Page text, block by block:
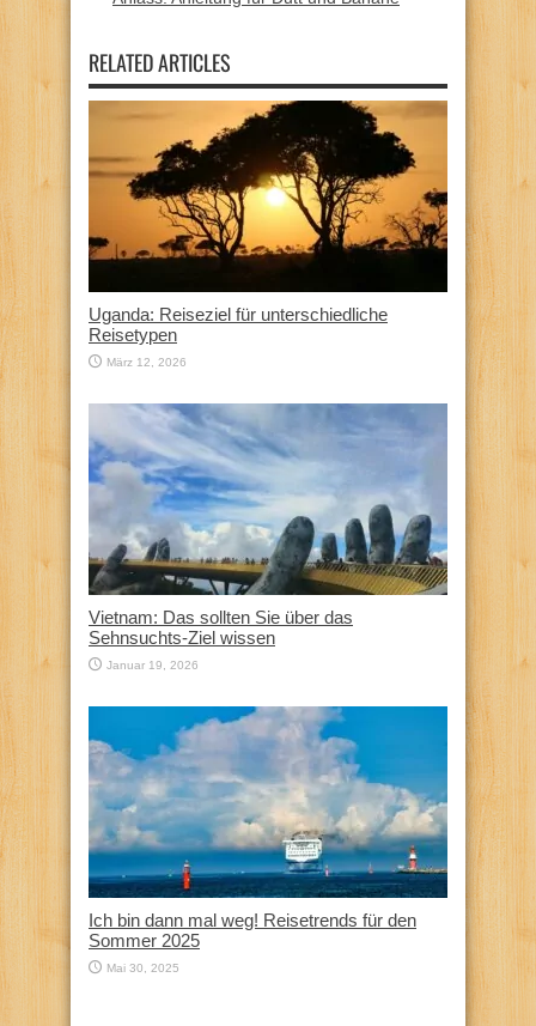
RELATED ARTICLES
Uganda: Reiseziel für unterschiedliche
Reisetypen
März 12, 2026
Vietnam: Das sollten Sie über das
Sehnsuchts-Ziel wissen
Januar 19, 2026
Ich bin dann mal weg! Reisetrends für den
Sommer 2025
Mai 30, 2025